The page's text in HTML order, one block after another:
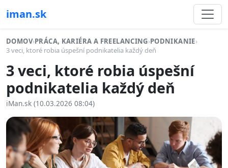
iman.sk
DOMOV›PRÁCA, KARIÉRA A FREELANCING›PODNIKANIE›
3 veci, ktoré robia úspešní podnikatelia každý deň
3 veci, ktoré robia úspešní
podnikatelia každý deň
iMan.sk (10.03.2026 08:04)